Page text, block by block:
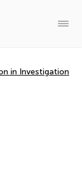
in Investigation